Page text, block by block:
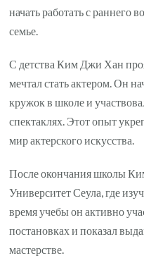
начать работать с раннего
семье.
С детства Ким Джи Хан
мечтал стать актером. Он
кружок в школе и
спектаклях. Этот опыт
мир актерского искусства.
После окончания школы
Университет Сеула, где
время учебы он активно
постановках и показал
мастерстве.